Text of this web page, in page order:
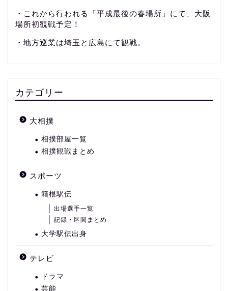
・これから行われる「平成最後の春場所」にて、大阪
場所初観戦予定！
・地方巡業は埼玉と広島にて観戦。
カテゴリー
大相撲
相撲部屋一覧
相撲観戦まとめ
スポーツ
箱根駅伝
出場選手一覧
記録・区間まとめ
大学駅伝出身
テレビ
ドラマ
芸能